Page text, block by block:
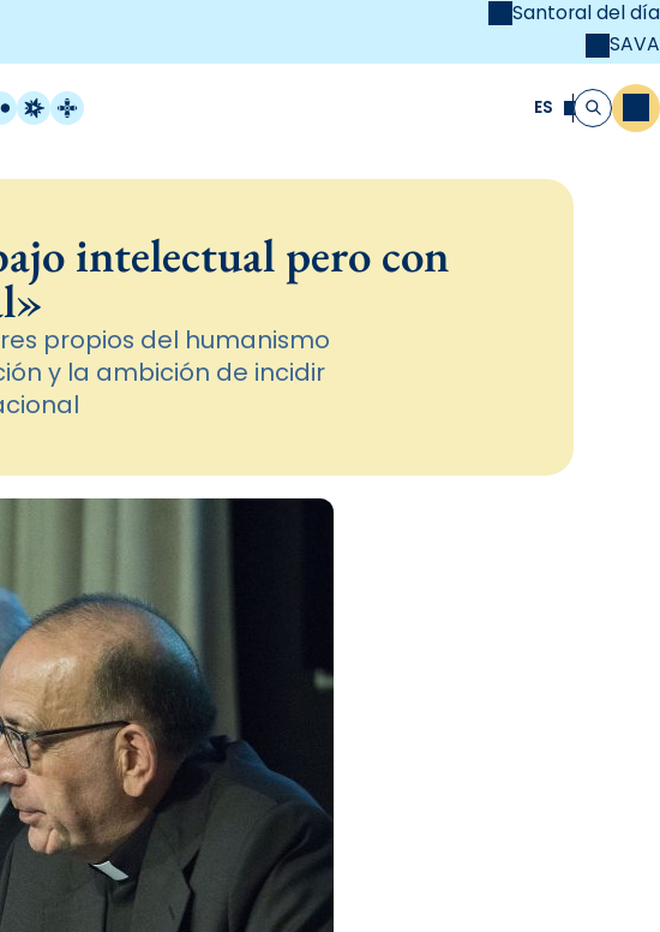
Santoral del día
SAVA
Radio Estel
Catalunya Cristiana ES Buscar
intelectual pero con
propios del humanismo
y la ambición de incidir